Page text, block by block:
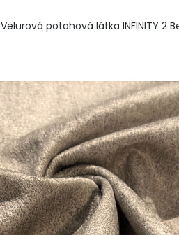
Velurová potahová látka INFINITY 2